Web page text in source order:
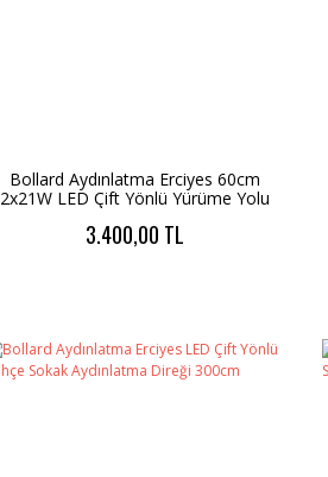
Bollard Aydınlatma Erciyes 60cm
2x21W LED Çift Yönlü Yürüme Yolu
3.400,00 TL